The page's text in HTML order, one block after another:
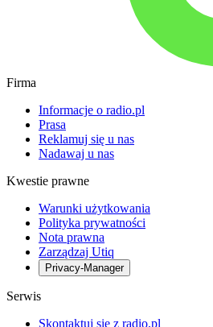
Firma
Informacje o radio.pl
Prasa
Reklamuj się u nas
Nadawaj u nas
Kwestie prawne
Warunki użytkowania
Polityka prywatności
Nota prawna
Zarządzaj Utiq
Privacy-Manager
Serwis
Skontaktuj się z radio.pl